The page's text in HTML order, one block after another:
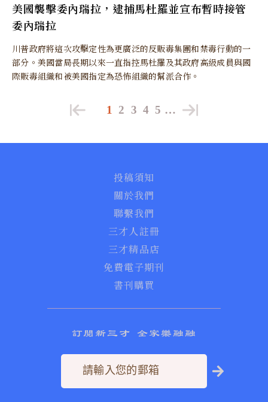
美國襲擊委內瑞拉，逮捕馬杜羅並宣布暫時接管
委內瑞拉
川普政府將這次攻擊定性為更廣泛的反販毒集團和禁毒行動的一
部分。美國當局長期以來一直指控馬杜羅及其政府高級成員與國
際販毒組織和被美國指定為恐怖組織的幫派合作。
1 2 3 4 5 …
投稿須知
關於我們
聯繫我們
三才人註冊
三才精品店
免費電子期刊
書刊購買
訂閱新三才 全家樂融融